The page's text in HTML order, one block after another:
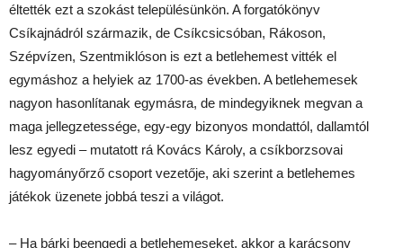
éltették ezt a szokást településünkön. A forgatókönyv
Csíkajnádról származik, de Csíkcsicsóban, Rákoson,
Szépvízen, Szentmiklóson is ezt a betlehemest vitték el
egymáshoz a helyiek az 1700-as években. A betlehemesek
nagyon hasonlítanak egymásra, de mindegyiknek megvan a
maga jellegzetessége, egy-egy bizonyos mondattól, dallamtól
lesz egyedi – mutatott rá Kovács Károly, a csíkborzsovai
hagyományőrző csoport vezetője, aki szerint a betlehemes
játékok üzenete jobbá teszi a világot.
– Ha bárki beengedi a betlehemeseket, akkor a karácsony